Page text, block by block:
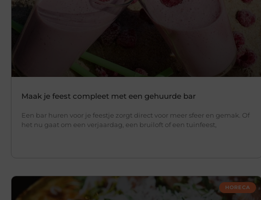
Maak je feest compleet met een gehuurde bar
Een bar huren voor je feestje zorgt direct voor meer sfeer en gemak. Of
het nu gaat om een verjaardag, een bruiloft of een tuinfeest,
HORECA